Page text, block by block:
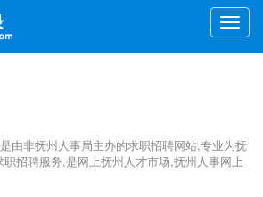
Toggle
由非抚州人事局主办的求职招聘网站,专业为抚
招聘服务,是网上抚州人才市场,抚州人事网上